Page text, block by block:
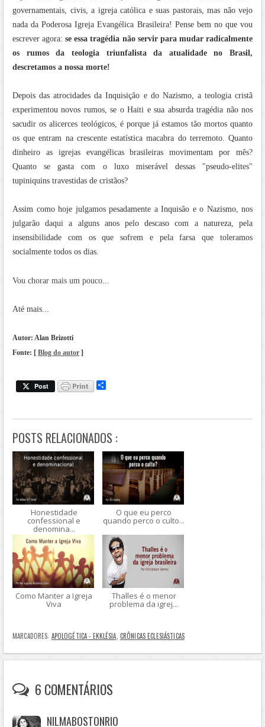
governamentais, civis, a igreja católica e suas pastorais, mas não vejo
nada da Poderosa Igreja Evangélica Brasileira! Pense bem no que vou
escrever agora:se essa tragédia não servir para mudar radicalmente
os rumos da teologia triunfalista da atualidade no Brasil,
descretamos a nossa morte!
Depois das atrocidades da Inquisição e do Nazismo, a teologia cristã
experimentou novos rumos, se o Haiti e sua absurda tragédia não nos
sacudir os alicerces teológicos, é porque já estamos tão mortos quanto
os que entram na crescente estatística macabra do terremoto. Quanto
dinheiro as igrejas evangélicas brasileiras movimentam por mês?
Quanto se gasta com o luxo miserável dessas "pseudo-elites"
tupiniquins travestidas de cristãos?
Assim como hoje julgamos pesadamente a Inquisão e o Nazismo, nos
julgarão daqui a alguns anos pelo descaso com a natureza, pela
insensibilidade com os que sofrem e pela farsa que toleramos
socialmente todos os dias.
Vou chorar mais um pouco...
Até mais...
Autor: Alan Brizotti
Fonte: [ Blog do autor ]
Post
e
POSTS RELACIONADOS :
Honestidade
confessional e
denomina...
O que eu perco
quando perco o culto...
Como Manter a Igreja
Viva
Thalles é o menor
problema da igrej...
MARCADORES: APOLOGÉTICA - EKKLÉSIA CRÔNICAS ECLESIÁSTICAS
6 COMENTÁRIOS
NILMABOSTONRIO